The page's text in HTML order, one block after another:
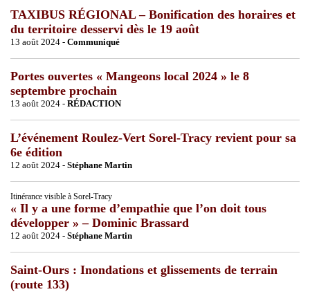
TAXIBUS RÉGIONAL – Bonification des horaires et
du territoire desservi dès le 19 août
13 août 2024 - Communiqué
Portes ouvertes « Mangeons local 2024 » le 8
septembre prochain
13 août 2024 - RÉDACTION
L’événement Roulez-Vert Sorel-Tracy revient pour sa
6e édition
12 août 2024 - Stéphane Martin
Itinérance visible à Sorel-Tracy
« Il y a une forme d’empathie que l’on doit tous
développer » – Dominic Brassard
12 août 2024 - Stéphane Martin
Saint-Ours : Inondations et glissements de terrain
(route 133)